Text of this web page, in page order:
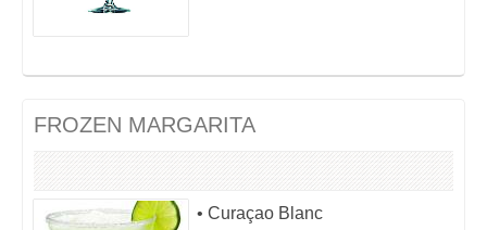
FROZEN MARGARITA
• Curaçao Blanc